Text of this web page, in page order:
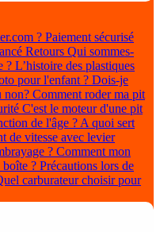
? Paiement sécurisé
Retours Qui sommes-
? L’histoire des plastiques
pour l'enfant ? Dois-je
non? Comment roder ma pit
C'est le moteur d'une pit
de l'âge ? A quoi sert
de vitesse avec levier
? Comment mon
boîte ? Précautions lors de
carburateur choisir pour